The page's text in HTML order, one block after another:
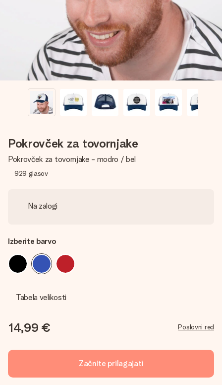
V nekaj preprostih korakih ustvari nekaj edinstvenega – z
njenim imenom, tvojo fotografijo ali sporočilom, ki ogreje
srce. Brez zapletov, le vsa ljubezen za ta trenutek.
Pokrovček za tovornjake
Pokrovček za tovornjake - modro / bel
929 glasov
Na zalogi
Izberite barvo
Tabela velikosti
14,99 € Poslovni red
Začnite prilagajati